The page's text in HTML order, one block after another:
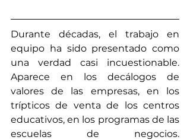
Durante décadas, el trabajo en
equipo ha sido presentado como
una verdad casi incuestionable.
Aparece en los decálogos de
valores de las empresas, en los
trípticos de venta de los centros
educativos, en los programas de las
escuelas de negocios.